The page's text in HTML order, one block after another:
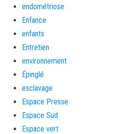
endométriose
Enfance
enfants
Entretien
environnement
Épinglé
esclavage
Espace Presse
Espace Sud
Espace vert